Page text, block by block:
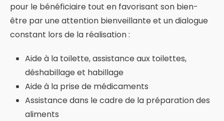
pour le bénéficiaire tout en favorisant son bien-
être par une attention bienveillante et un dialogue
constant lors de la réalisation :
Aide à la toilette, assistance aux toilettes,
déshabillage et habillage
Aide à la prise de médicaments
Assistance dans le cadre de la préparation des
aliments